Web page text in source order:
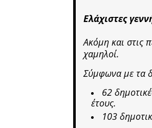
Ελάχιστες
Ακόμη και στις
χαμηλοί.
Σύμφωνα με τα
62
έτους.
103